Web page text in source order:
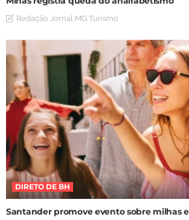
Redação Jornal MG Turismo
DIRETO DE BH
Santander promove evento sobre milhas